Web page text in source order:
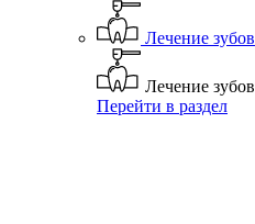
Лечение зубов
Лечение зубов
Перейти в раздел